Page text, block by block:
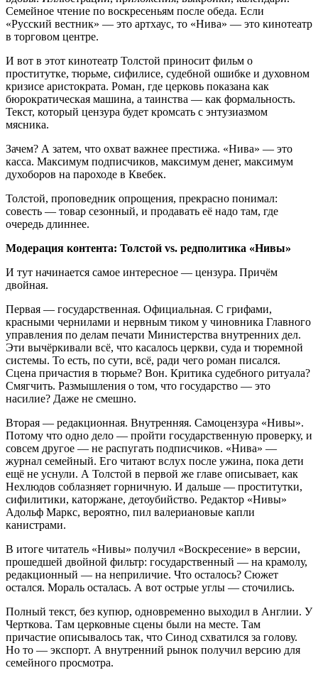
Семейное чтение по воскресеньям после обеда. Если
«Русский вестник» — это артхаус, то «Нива» — это кинотеатр
в торговом центре.
И вот в этот кинотеатр Толстой приносит фильм о
проститутке, тюрьме, сифилисе, судебной ошибке и духовном
кризисе аристократа. Роман, где церковь показана как
бюрократическая машина, а таинства — как формальность.
Текст, который цензура будет кромсать с энтузиазмом
мясника.
Зачем? А затем, что охват важнее престижа. «Нива» — это
касса. Максимум подписчиков, максимум денег, максимум
духоборов на пароходе в Квебек.
Толстой, проповедник опрощения, прекрасно понимал:
совесть — товар сезонный, и продавать её надо там, где
очередь длиннее.
Модерация контента: Толстой vs. редполитика «Нивы»
И тут начинается самое интересное — цензура. Причём
двойная.
Первая — государственная. Официальная. С грифами,
красными чернилами и нервным тиком у чиновника Главного
управления по делам печати Министерства внутренних дел.
Эти вычёркивали всё, что касалось церкви, суда и тюремной
системы. То есть, по сути, всё, ради чего роман писался.
Сцена причастия в тюрьме? Вон. Критика судебного ритуала?
Смягчить. Размышления о том, что государство — это
насилие? Даже не смешно.
Вторая — редакционная. Внутренняя. Самоцензура «Нивы».
Потому что одно дело — пройти государственную проверку, и
совсем другое — не распугать подписчиков. «Нива» —
журнал семейный. Его читают вслух после ужина, пока дети
ещё не уснули. А Толстой в первой же главе описывает, как
Нехлюдов соблазняет горничную. И дальше — проститутки,
сифилитики, каторжане, детоубийство. Редактор «Нивы»
Адольф Маркс, вероятно, пил валериановые капли
канистрами.
В итоге читатель «Нивы» получил «Воскресение» в версии,
прошедшей двойной фильтр: государственный — на крамолу,
редакционный — на неприличие. Что осталось? Сюжет
остался. Мораль осталась. А вот острые углы — сточились.
Полный текст, без купюр, одновременно выходил в Англии. У
Черткова. Там церковные сцены были на месте. Там
причастие описывалось так, что Синод схватился за голову.
Но то — экспорт. А внутренний рынок получил версию для
семейного просмотра.